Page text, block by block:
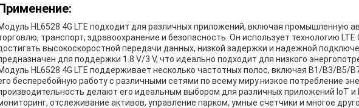
HL6528 4G LTE подходит для различных приложений, включая промышленную
транспорт, здравоохранение и безопасность..Он использует технологию LTE
высокоскоростной передачи данных, низкой задержки и надежной
для поддержки 1.8 V/3 V, что идеально подходит для низкого
HL6528 4G LTE поддерживает несколько частотных полос, включая B1/B3/B5/
бесперебойную работу с различными сетями по всему миру.низкое потребление
делают его идеальным выбором для различных приложений IoT и
отслеживание активов, управление парком, умные счетчики и многое